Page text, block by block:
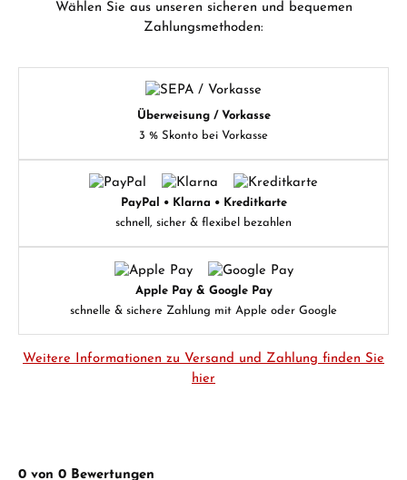
Wählen Sie aus unseren sicheren und bequemen
Zahlungsmethoden:
Überweisung / Vorkasse
3 % Skonto bei Vorkasse
PayPal • Klarna • Kreditkarte
schnell, sicher & flexibel bezahlen
Apple Pay & Google Pay
schnelle & sichere Zahlung mit Apple oder Google
Weitere Informationen zu Versand und Zahlung finden Sie
hier
0 von 0 Bewertungen